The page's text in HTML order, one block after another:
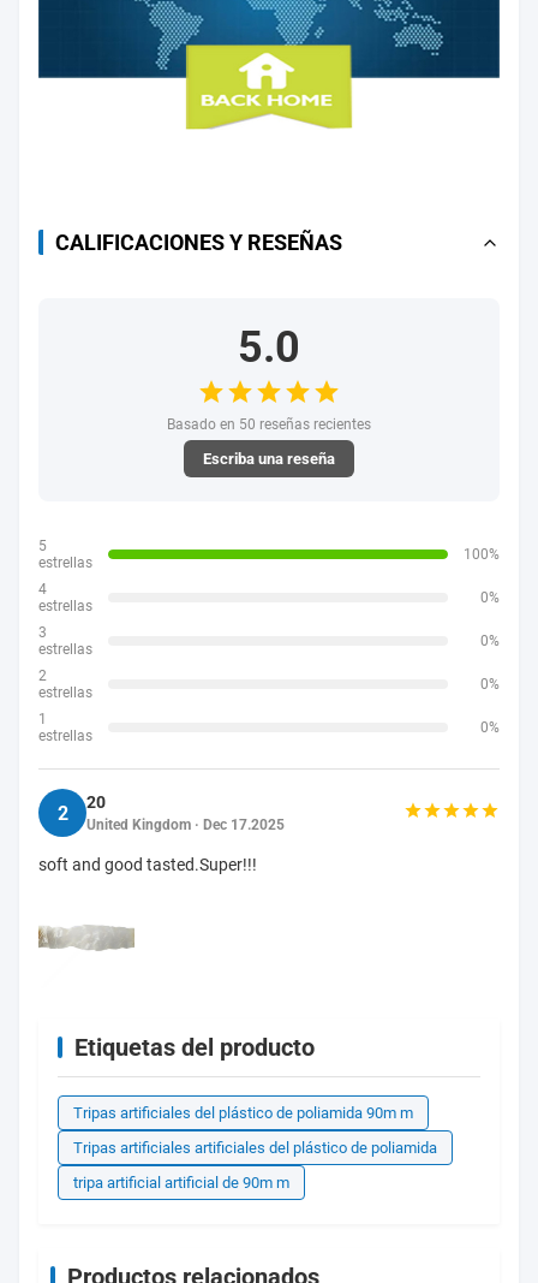
CALIFICACIONES Y RESEÑAS
5.0
Basado en 50 reseñas recientes
Escriba una reseña
5
estrellas
100%
4
estrellas
0%
3
estrellas
0%
2
estrellas
0%
1
estrellas
0%
2 20
United Kingdom · Dec 17.2025
soft and good tasted.Super!!!
Etiquetas del producto
Tripas artificiales del plástico de poliamida 90m m
Tripas artificiales artificiales del plástico de poliamida
tripa artificial artificial de 90m m
Productos relacionados